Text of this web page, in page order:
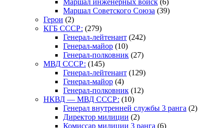
Маршал Советского Союза (39)
Герои (2)
КГБ СССР: (279)
Генерал-лейтенант (242)
Генерал-майор (10)
Генерал-полковник (27)
МВД СССР: (145)
Генерал-лейтенант (129)
Генерал-майор (4)
Генерал-полковник (12)
НКВД — МВД СССР: (10)
Генерал внутренней службы 3 ранга (2)
Директор милиции (2)
Комиссар милиции 3 ранга (6)